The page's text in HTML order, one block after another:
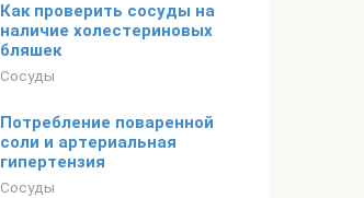
Как проверить сосуды на
наличие холестериновых
бляшек
Сосуды
Потребление поваренной
соли и артериальная
гипертензия
Сосуды